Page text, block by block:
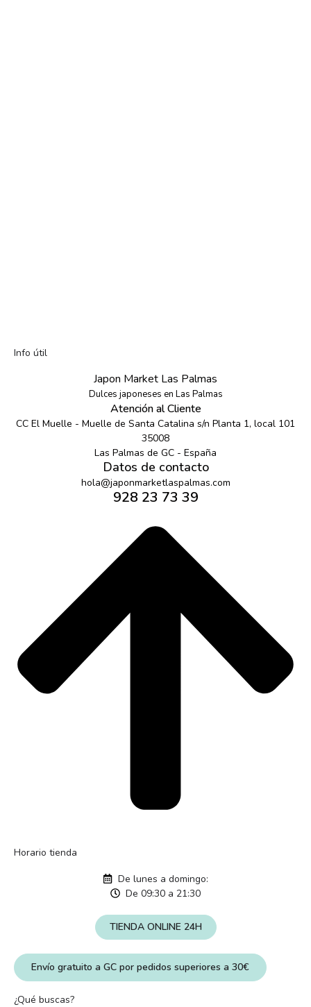
¿Qué buscas?
Horario tienda
De lunes a domingo:
De 09:30 a 21:30
TIENDA ONLINE 24H
Envío gratuito a GC por pedidos superiores a 30€
Info útil
Japon Market Las Palmas
Dulces japoneses en Las Palmas
Atención al Cliente
CC El Muelle - Muelle de Santa Catalina s/n Planta 1, local 101
35008
Las Palmas de GC - España
Datos de contacto
hola@japonmarketlaspalmas.com
928 23 73 39